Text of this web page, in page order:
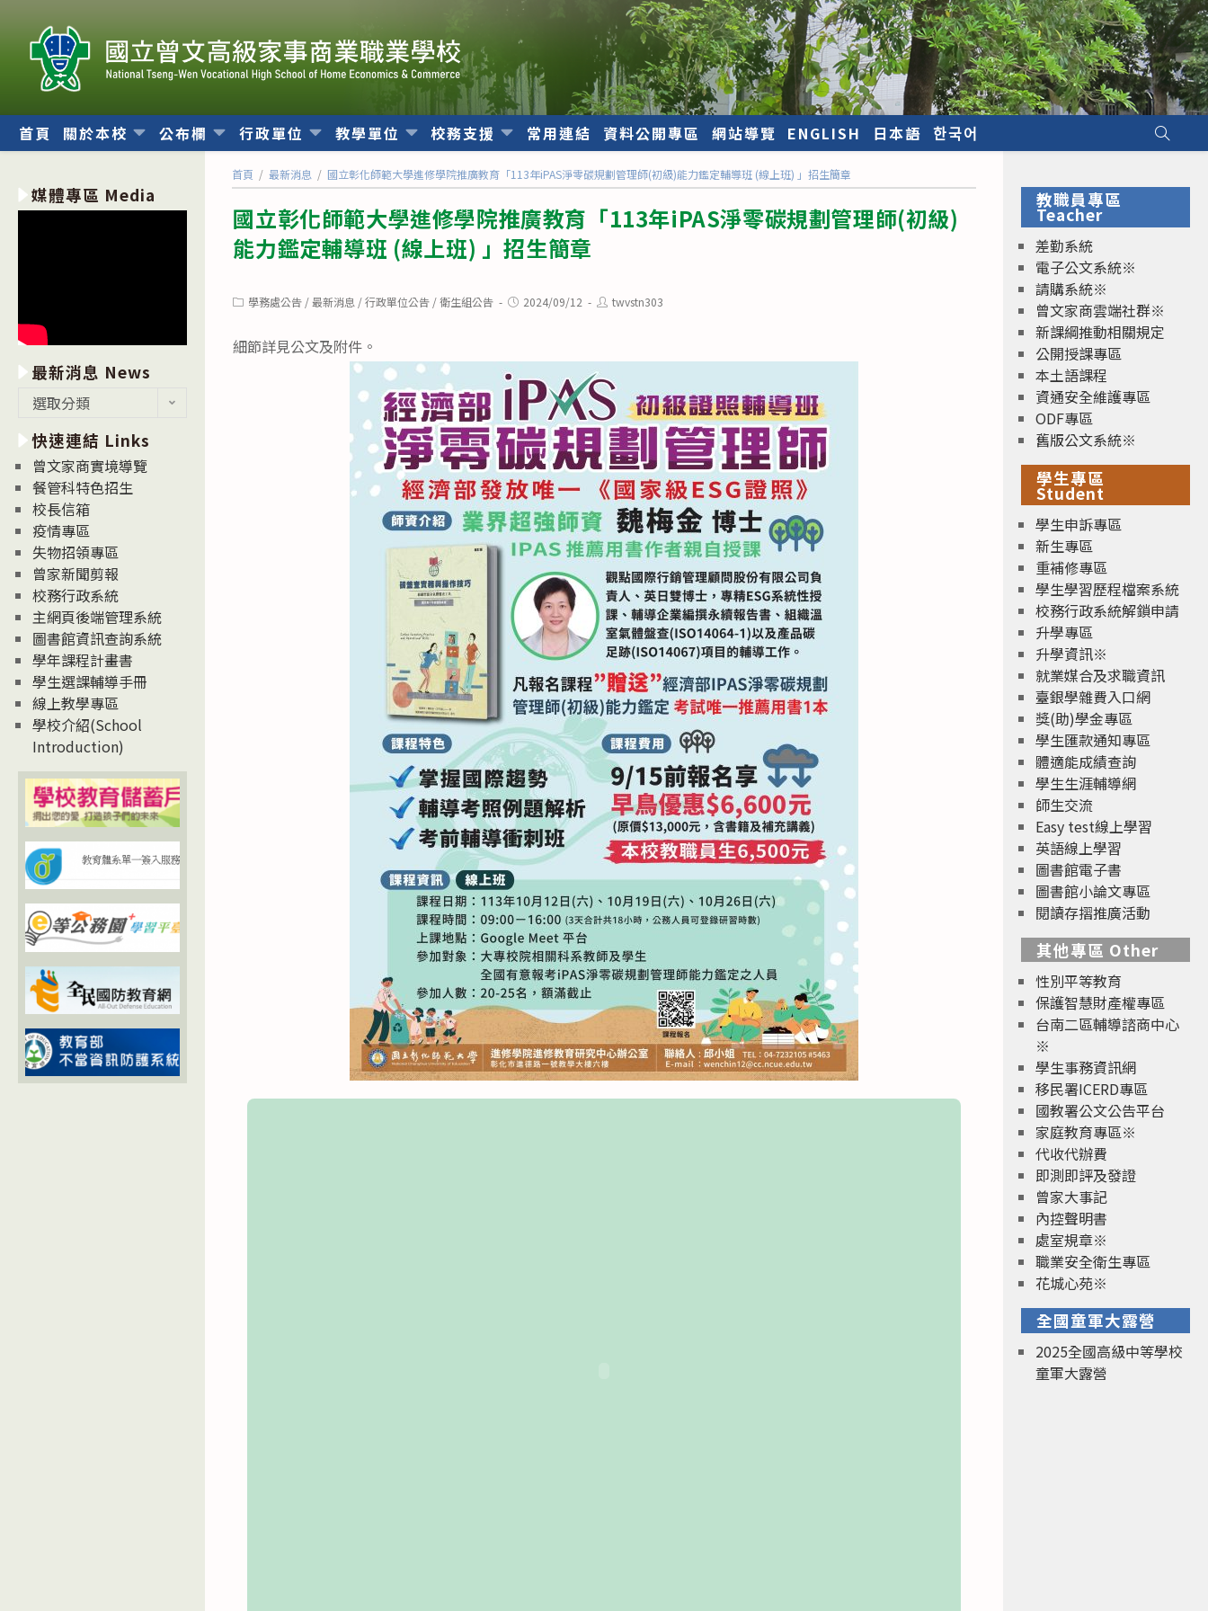
內
首頁 關於本校 公布欄 行政單位 教學單位 校務支援 常用連結 資料公開專區 網站導覽 ENGLISH 日本語 한국어
首頁 / 最新消息 / 國立彰化師範大學進修學院推廣教育「113年iPAS淨零碳規劃管理師(初級)能力鑑定輔導班 (線上班) 」招生簡章
國立彰化師範大學進修學院推廣教育「113年iPAS淨零碳規劃管理師(初級)
能力鑑定輔導班 (線上班) 」招生簡章
Post學務處公告 / 最新消息 / 行政單位公告 / 衛生組公告
Post2024/09/12
Posttwvstn303
細節詳見公文及附件。
媒體專區 Media
最新消息 News
消
息
News
選取分類
快速連結 Links
曾文家商實境導覽
餐管科特色招生
校長信箱
疫情專區
失物招領專區
曾家新聞剪報
校務行政系統
主網頁後端管理系統
圖書館資訊查詢系統
學年課程計畫書
學生選課輔導手冊
線上教學專區
學校介紹(School
Introduction)
教職員專區
Teacher
差勤系統
電子公文系統※
請購系統※
曾文家商雲端社群※
新課綱推動相關規定
公開授課專區
本土語課程
資通安全維護專區
ODF專區
舊版公文系統※
學生專區
Student
學生申訴專區
新生專區
重補修專區
學生學習歷程檔案系統
校務行政系統解鎖申請
升學專區
升學資訊※
就業媒合及求職資訊
臺銀學雜費入口網
獎(助)學金專區
學生匯款通知專區
體適能成績查詢
學生生涯輔導網
師生交流
Easy test線上學習
英語線上學習
圖書館電子書
圖書館小論文專區
閱讀存摺推廣活動
其他專區 Other
性別平等教育
保護智慧財產權專區
台南二區輔導諮商中心
※
學生事務資訊網
移民署ICERD專區
國教署公文公告平台
家庭教育專區※
代收代辦費
即測即評及發證
曾家大事記
內控聲明書
處室規章※
職業安全衛生專區
花城心苑※
全國童軍大露營
2025全國高級中等學校
童軍大露營